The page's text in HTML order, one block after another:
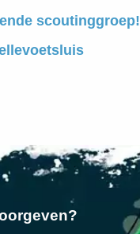
scoutinggroep!